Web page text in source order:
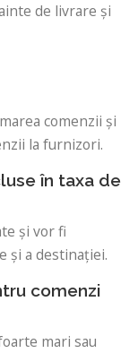
de livrare și
comenzii și
la furnizori.
în taxa de
și vor fi
și a destinației.
comenzi
mari sau